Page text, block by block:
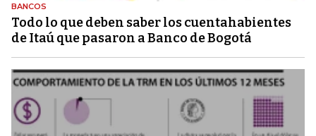
BANCOS
Todo lo que deben saber los cuentahabientes
de Itaú que pasaron a Banco de Bogotá